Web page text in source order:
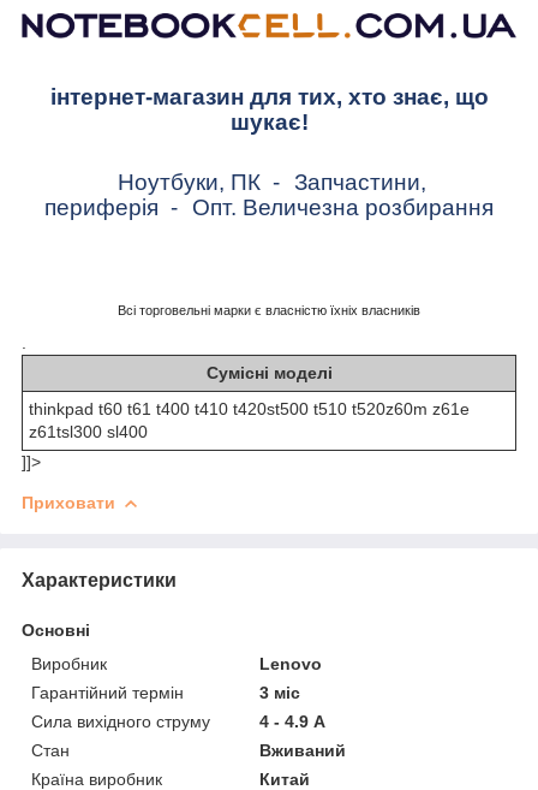
інтернет-магазин для тих, хто знає, що
шукає!
Ноутбуки, ПК - Запчастини,
периферія - Опт. Величезна розбирання
Всі торговельні марки є власністю їхніх власників
Сумісні моделі
thinkpad t60 t61 t400 t410 t420st500 t510 t520z60m z61e
z61tsl300 sl400
]]>
Приховати
Характеристики
Основні
Виробник
Lenovo
Гарантійний термін
3 міс
Сила вихідного струму
4 - 4.9 А
Стан
Вживаний
Країна виробник
Китай